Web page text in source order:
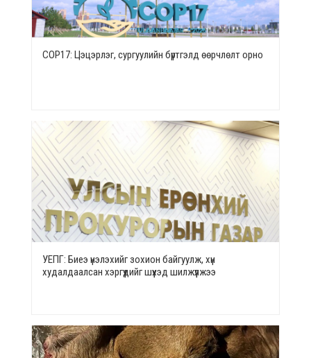
СОР17: Цэцэрлэг, сургуулийн бүртгэлд өөрчлөлт орно
УЕПГ: Биеэ үнэлэхийг зохион байгуулж, хүн
худалдаалсан хэргүүдийг шүүхэд шилжүүлжээ